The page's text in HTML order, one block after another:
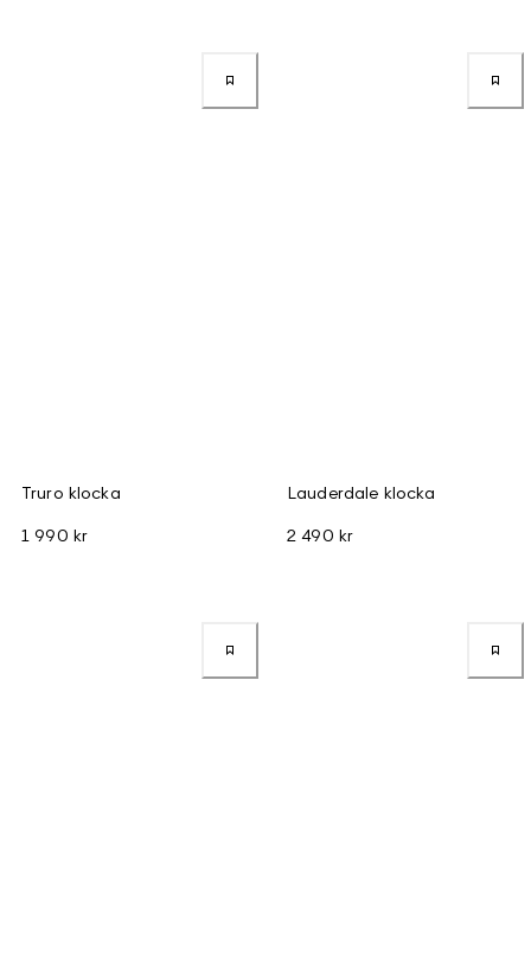
Truro klocka
1 990 kr
Lauderdale klocka
2 490 kr